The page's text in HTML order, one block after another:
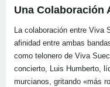
Una Colaboración
La colaboración entre Viva
afinidad entre ambas
como telonero de Viva
concierto, Luis Humberto,
murcianos, gritando «más